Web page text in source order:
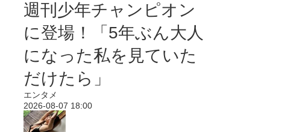
週刊少年チャンピオン
に登場！「5年ぶん大人
になった私を見ていた
だけたら」
エンタメ
2026-08-07 18:00